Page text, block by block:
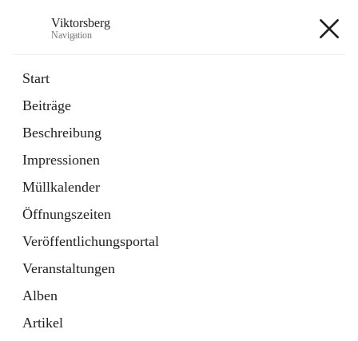
Viktorsberg
Navigation
Start
Beiträge
Beschreibung
Impressionen
Müllkalender
Öffnungszeiten
Veröffentlichungsportal
Veranstaltungen
Alben
Artikel
1 Schnellzugriff
Bürgerservice
10 Schnellzugriffe